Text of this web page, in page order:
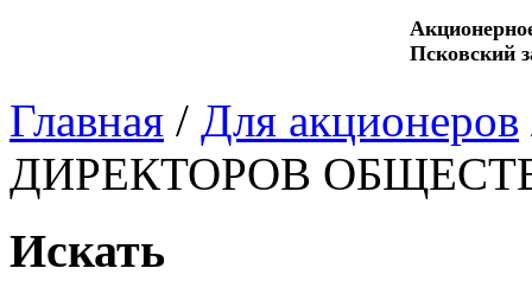
Псковский
Главная / Для акционеров
ДИРЕКТОPОВ
Искать